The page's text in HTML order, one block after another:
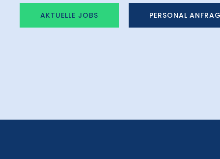
AKTUELLE JOBS PERSONAL